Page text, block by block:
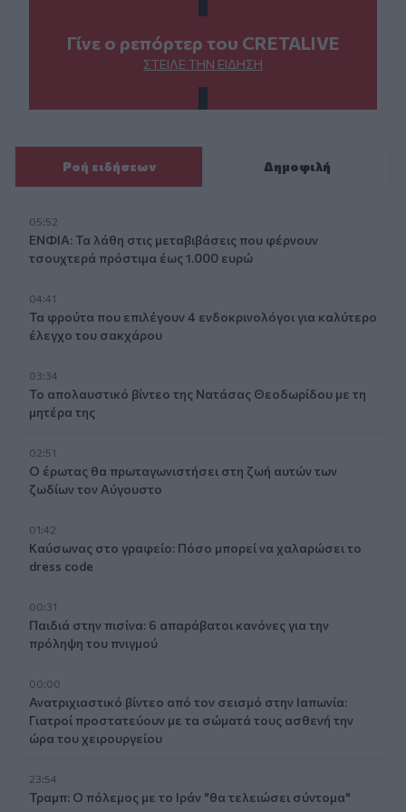
Γίνε ο ρεπόρτερ του CRETALIVE
ΣΤΕΊΛΕ ΤΗΝ ΕΊΔΗΣΗ
Ροή ειδήσεων Δημοφιλή
05:52
ΕΝΦΙΑ: Τα λάθη στις μεταβιβάσεις που φέρνουν
τσουχτερά πρόστιμα έως 1.000 ευρώ
04:41
Τα φρούτα που επιλέγουν 4 ενδοκρινολόγοι για καλύτερο
έλεγχο του σακχάρου
03:34
Το απολαυστικό βίντεο της Νατάσας Θεοδωρίδου με τη
μητέρα της
02:51
Ο έρωτας θα πρωταγωνιστήσει στη ζωή αυτών των
ζωδίων τον Αύγουστο
01:42
Καύσωνας στο γραφείο: Πόσο μπορεί να χαλαρώσει το
dress code
00:31
Παιδιά στην πισίνα: 6 απαράβατοι κανόνες για την
πρόληψη του πνιγμού
00:00
Ανατριχιαστικό βίντεο από τον σεισμό στην Ιαπωνία:
Γιατροί προστατεύουν με τα σώματά τους ασθενή την
ώρα του χειρουργείου
23:54
Τραμπ: Ο πόλεμος με το Ιράν "θα τελειώσει σύντομα"